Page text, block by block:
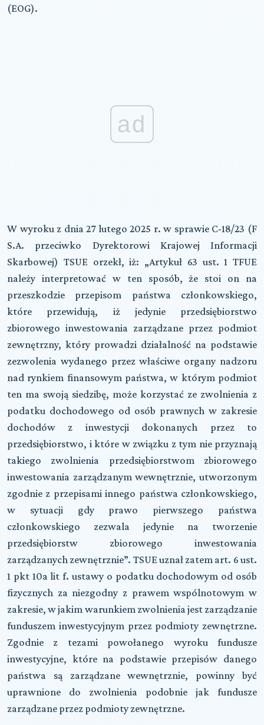
(EOG).
ad
W wyroku z dnia 27 lutego 2025 r. w sprawie C-18/23 (F
S.A. przeciwko Dyrektorowi Krajowej Informacji
Skarbowej) TSUE orzekł, iż: „Artykuł 63 ust. 1 TFUE
należy interpretować w ten sposób, że stoi on na
przeszkodzie przepisom państwa członkowskiego,
które przewidują, iż jedynie przedsiębiorstwo
zbiorowego inwestowania zarządzane przez podmiot
zewnętrzny, który prowadzi działalność na podstawie
zezwolenia wydanego przez właściwe organy nadzoru
nad rynkiem finansowym państwa, w którym podmiot
ten ma swoją siedzibę, może korzystać ze zwolnienia z
podatku dochodowego od osób prawnych w zakresie
dochodów z inwestycji dokonanych przez to
przedsiębiorstwo, i które w związku z tym nie przyznają
takiego zwolnienia przedsiębiorstwom zbiorowego
inwestowania zarządzanym wewnętrznie, utworzonym
zgodnie z przepisami innego państwa członkowskiego,
w sytuacji gdy prawo pierwszego państwa
członkowskiego zezwala jedynie na tworzenie
przedsiębiorstw zbiorowego inwestowania
zarządzanych zewnętrznie”. TSUE uznał zatem art. 6 ust.
1 pkt 10a lit f. ustawy o podatku dochodowym od osób
fizycznych za niezgodny z prawem wspólnotowym w
zakresie, w jakim warunkiem zwolnienia jest zarządzanie
funduszem inwestycyjnym przez podmioty zewnętrzne.
Zgodnie z tezami powołanego wyroku fundusze
inwestycyjne, które na podstawie przepisów danego
państwa są zarządzane wewnętrznie, powinny być
uprawnione do zwolnienia podobnie jak fundusze
zarządzane przez podmioty zewnętrzne.